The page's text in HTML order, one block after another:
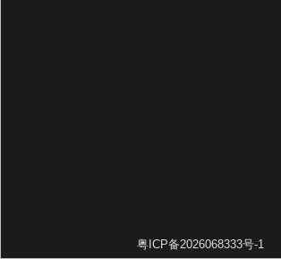
粤ICP备2026068333号-1